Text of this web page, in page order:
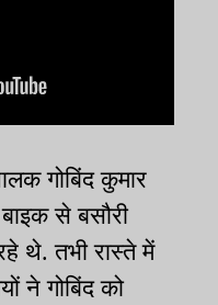
गोबिंद कुमार
से बसौरी
थे. तभी रास्ते में
ने गोबिंद को